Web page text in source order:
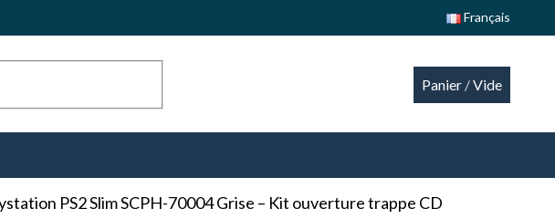
Français
Panier /Vide
PS2 Slim SCPH-70004 Grise – Kit ouverture trappe CD